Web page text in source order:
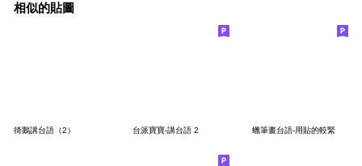
相似的貼圖
徛鵝講台語（2） 台派寶寶-講台語 2 蠟筆畫台語-用貼的較緊